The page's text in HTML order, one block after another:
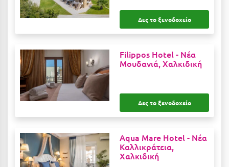
Λήμνος
Λουτρά Πόζαρ
Λουτρά Υπάτης
Λουτράκι
Δες το ξενοδοχείο
Filippos Hotel - Νέα
Μουδανιά, Χαλκιδική
Δες το ξενοδοχείο
Aqua Mare Hotel - Νέα
Καλλικράτεια,
Χαλκιδική